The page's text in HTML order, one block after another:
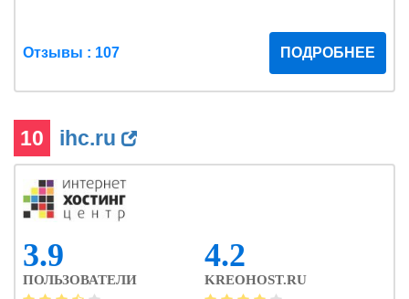
Отзывы : 107 ПОДРОБНЕЕ
10 ihc.ru
3.9
ПОЛЬЗОВАТЕЛИ
4.2
KREOHOST.RU